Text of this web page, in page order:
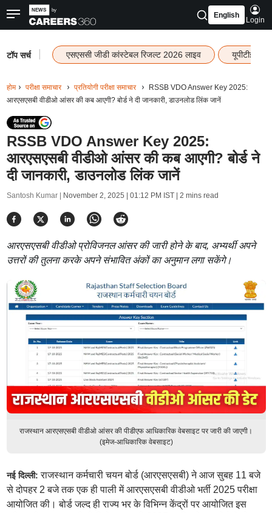
English
Login
टॉप सर्च एसएससी जीडी कांस्टेबल रिजल्ट 2026 लाइव यूपीटीईटी
होम परीक्षा समाचार प्रतियोगी परीक्षा समाचार
RSSB VDO Answer Key 2025:
आरएसएसबी वीडीओ आंसर की कब आएगी? बोर्ड ने दी जानकारी, डाउनलोड लिंक जानें
RSSB VDO Answer Key 2025:
आरएसएसबी वीडीओ आंसर की कब आएगी? बोर्ड ने
दी जानकारी, डाउनलोड लिंक जानें
Santosh Kumar | November 2, 2025 | 01:12 PM IST| 2 mins read
आरएसएसबी वीडीओ प्रोविजनल आंसर की जारी होने के बाद, अभ्यर्थी अपने
उत्तरों की तुलना करके अपने संभावित अंकों का अनुमान लगा सकेंगे।
राजस्थान आरएसएसबी वीडीओ आंसर की पीडीएफ आधिकारिक वेबसाइट पर जारी की जाएगी।
(इमेज-आधिकारिक वेबसाइट)
नई दिल्ली:राजस्थान कर्मचारी चयन बोर्ड (आरएसएसबी) ने आज सुबह 11 बजे
से दोपहर 2 बजे तक एक ही पाली में आरएसएसबी वीडीओ भर्ती 2025 परीक्षा
आयोजित की। बोर्ड जल्द ही राज्य भर के विभिन्न केंद्रों पर आयोजित इस